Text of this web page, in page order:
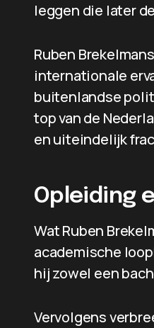
leggen die later
Ruben
internationale
buitenlandse
top van de
en uiteindelijk
Opleiding
Wat Ruben
academische
hij zowel een
Vervolgens